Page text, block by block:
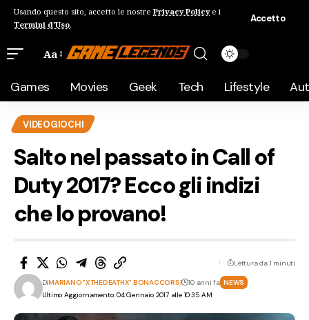
Usando questo sito, accetto le nostre Privacy Policye i
Termini d'Uso.
Accetto
Aa
Games Movies Geek Tech Lifestyle
VIDEOGIOCHI
Salto nel passato in Call of
Duty 2017? Ecco gli indizi
che lo provano!
Ultimo Aggiornamento: 04 Gennaio 2017 alle 10:35 AM
DiMARIANO "XTHEDEATHX" BONACCORSI 10 anni fa NEWS
Lettura da 1 minuti